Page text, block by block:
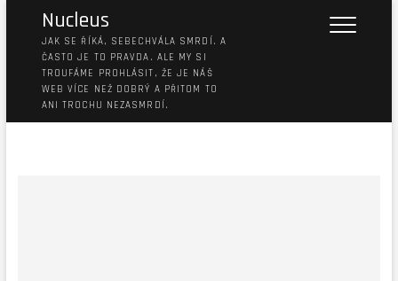
Nucleus
JAK SE ŘÍKÁ, SEBECHVÁLA SMRDÍ. A
ČASTO JE TO PRAVDA. ALE MY SI
TROUFÁME PROHLÁSIT, ŽE JE NÁŠ
WEB VÍCE NEŽ DOBRÝ A PŘITOM TO
ANI TROCHU NEZASMRDÍ.